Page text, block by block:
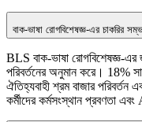
বাক-ভাষা রোগবিশেষজ্ঞ-এর চাকরির
BLS বাক-ভাষা রোগবিশেষজ্ঞ-
পরিবর্তনের অনুমান করে। 18%
ঐতিহ্যবাহী শ্রম বাজার
কর্মীদের কর্মসংস্থান প্রবণতা